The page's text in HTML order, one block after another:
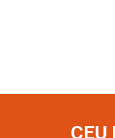
CEU